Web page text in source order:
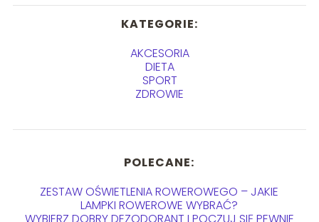
KATEGORIE:
AKCESORIA
DIETA
SPORT
ZDROWIE
POLECANE:
ZESTAW OŚWIETLENIA ROWEROWEGO – JAKIE
LAMPKI ROWEROWE WYBRAĆ?